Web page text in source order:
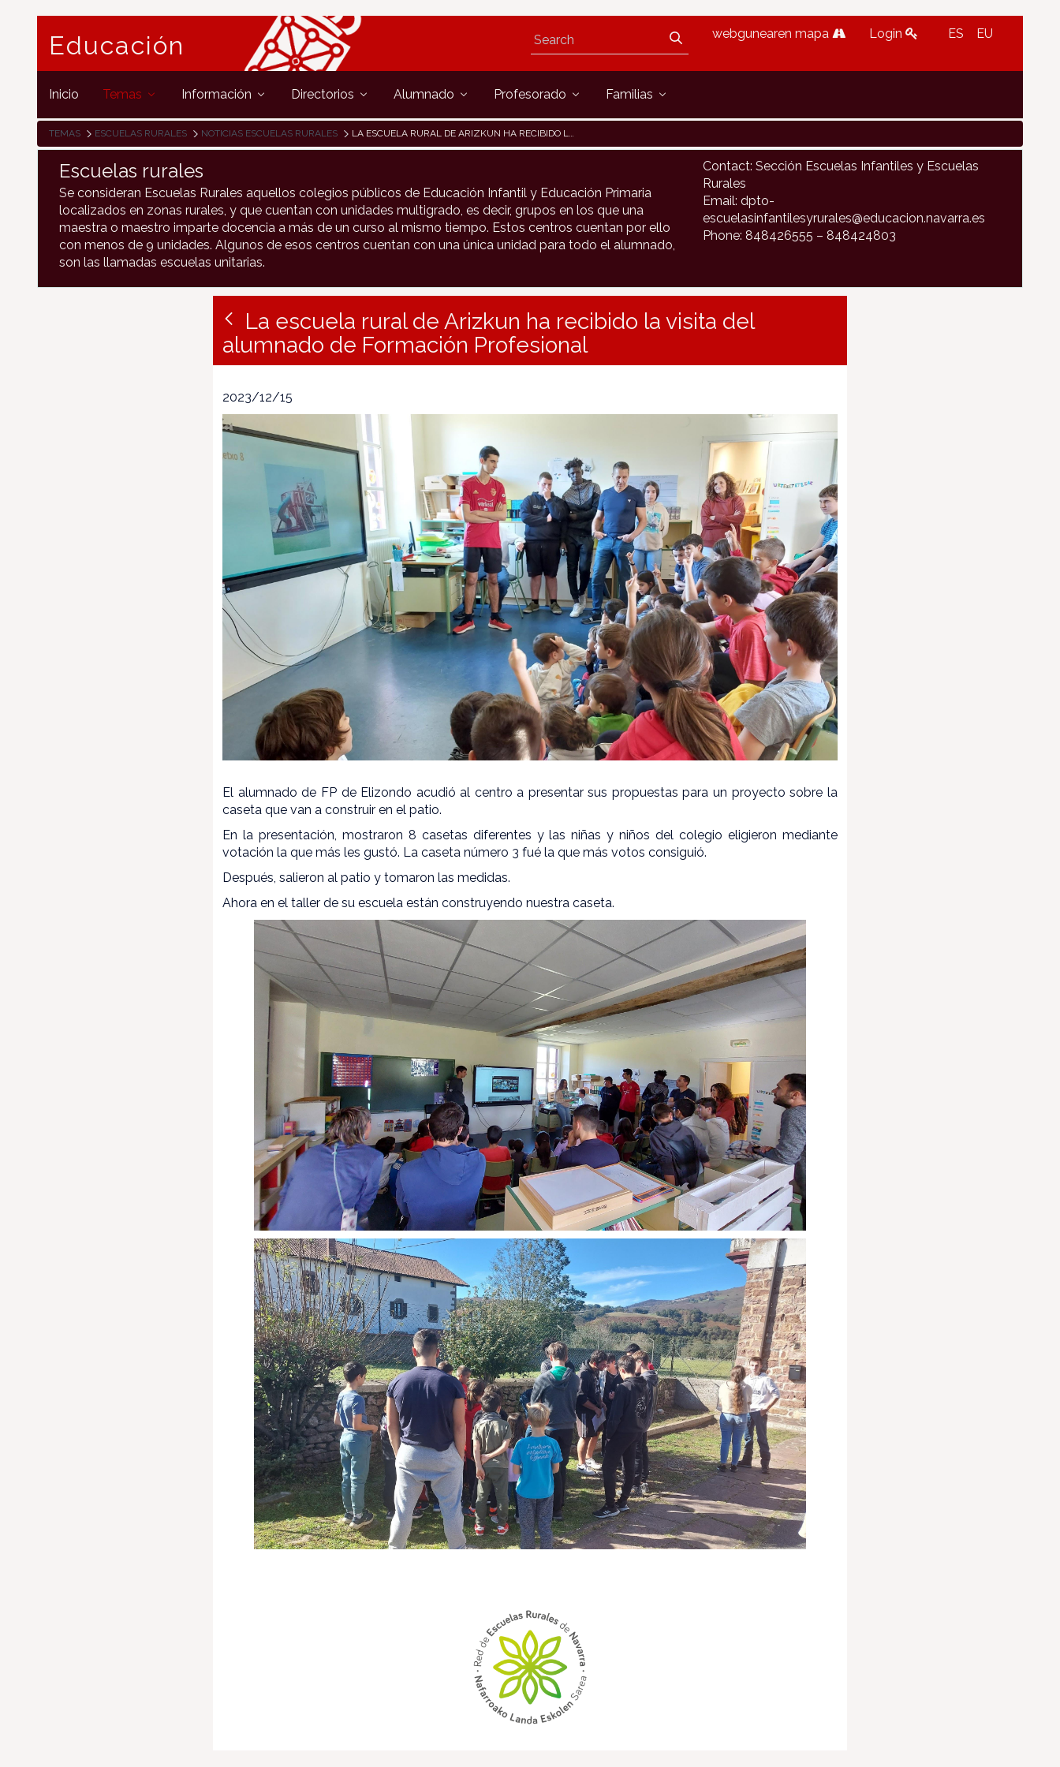
Educación webgunearen mapa Login ES EU
Inicio Temas Información Directorios Alumnado Profesorado Familias
TEMAS ESCUELAS RURALES NOTICIAS ESCUELAS RURALES LA ESCUELA RURAL DE ARIZKUN HA RECIBIDO LA VISITA DEL ALUMNADO DE FORMACIÓN PROFESIONAL
Escuelas rurales
Se consideran Escuelas Rurales aquellos colegios públicos de Educación Infantil y Educación Primaria
localizados en zonas rurales, y que cuentan con unidades multigrado, es decir, grupos en los que una
maestra o maestro imparte docencia a más de un curso al mismo tiempo. Estos centros cuentan por ello
con menos de 9 unidades. Algunos de esos centros cuentan con una única unidad para todo el alumnado,
son las llamadas escuelas unitarias.
Contact: Sección Escuelas Infantiles y Escuelas
Rurales
Email: dpto-
escuelasinfantilesyrurales@educacion.navarra.es
Phone: 848426555 – 848424803
La escuela rural de Arizkun ha recibido la visita del
alumnado de Formación Profesional
2023/12/15
El alumnado de FP de Elizondo acudió al centro a presentar sus propuestas para un proyecto sobre la
caseta que van a construir en el patio.
En la presentación, mostraron 8 casetas diferentes y las niñas y niños del colegio eligieron mediante
votación la que más les gustó. La caseta número 3 fué la que más votos consiguió.
Después, salieron al patio y tomaron las medidas.
Ahora en el taller de su escuela están construyendo nuestra caseta.